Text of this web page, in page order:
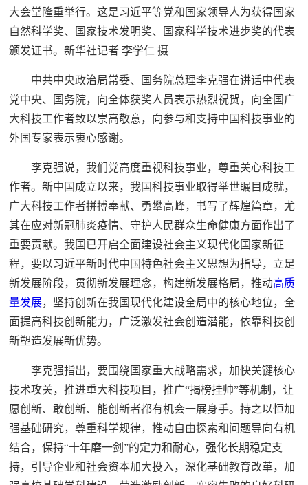
大会堂隆重举行。这是习近平等党和国家领导人为获得国家
自然科学奖、国家技术发明奖、国家科学技术进步奖的代表
颁发证书。新华社记者 李学仁 摄
中共中央政治局常委、国务院总理李克强在讲话中代表
党中央、国务院，向全体获奖人员表示热烈祝贺，向全国广
大科技工作者致以崇高敬意，向参与和支持中国科技事业的
外国专家表示衷心感谢。
李克强说，我们党高度重视科技事业，尊重关心科技工
作者。新中国成立以来，我国科技事业取得举世瞩目成就，
广大科技工作者拼搏奉献、勇攀高峰，书写了辉煌篇章，尤
其在应对新冠肺炎疫情、守护人民群众生命健康方面作出了
重要贡献。我国已开启全面建设社会主义现代化国家新征
程，要以习近平新时代中国特色社会主义思想为指导，立足
新发展阶段，贯彻新发展理念，构建新发展格局，推动高质
量发展，坚持创新在我国现代化建设全局中的核心地位，全
面提高科技创新能力，广泛激发社会创造潜能，依靠科技创
新塑造发展新优势。
李克强指出，要围绕国家重大战略需求，加快关键核心
技术攻关，推进重大科技项目，推广“揭榜挂帅”等机制，让
愿创新、敢创新、能创新者都有机会一展身手。持之以恒加
强基础研究，尊重科学规律，推动自由探索和问题导向有机
结合，保持“十年磨一剑”的定力和耐心，强化长期稳定支
持，引导企业和社会资本加大投入，深化基础教育改革，加